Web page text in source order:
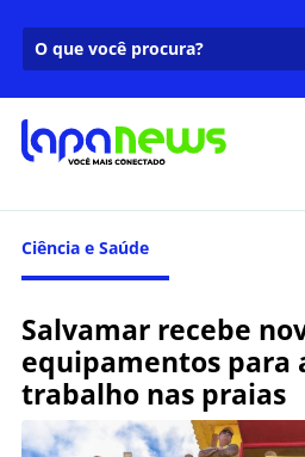
Ciência e Saúde
Salvamar recebe
equipamentos para
trabalho nas praias